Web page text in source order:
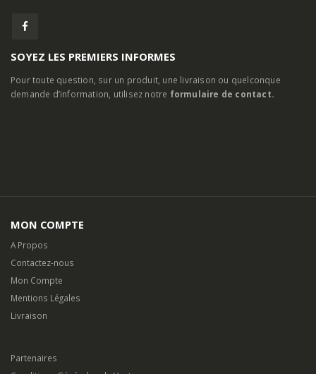
SOYEZ LES PREMIERS INFORMES
Pour toute question, sur un produit, une livraison ou quelconque
demande d’information, utilisez notre formulaire de contact.
MON COMPTE
A Propos
Contactez-nous
Mon Compte
Mentions Légales
Livraison
Partenaires